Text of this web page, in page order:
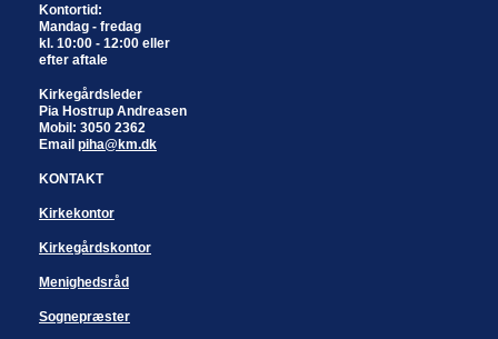
Kontortid:
Mandag - fredag
kl. 10:00 - 12:00 eller
efter aftale
Kirkegårdsleder
Pia Hostrup Andreasen
Mobil: 3050 2362
Email piha@km.dk
KONTAKT
Kirkekontor
Kirkegårdskontor
Menighedsråd
Sognepræster